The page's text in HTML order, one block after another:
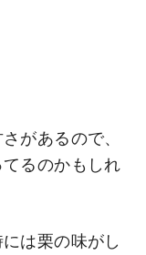
があるので、
るのかもしれ
は栗の味がし